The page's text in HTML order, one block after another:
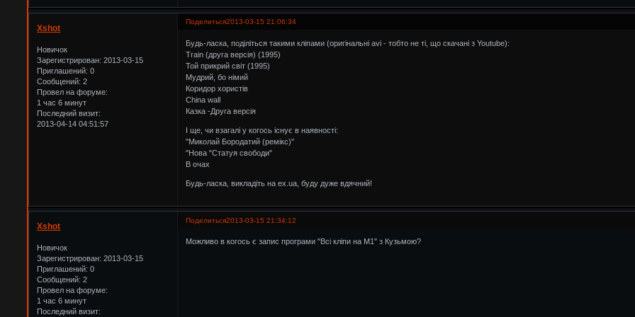
Поделиться2013-03-15 21:06:34
Xshot
Новичок
Зарегистрирован: 2013-03-15
Приглашений: 0
Сообщений: 2
Провел на форуме:
1 час 6 минут
Последний визит:
2013-04-14 04:51:57
Будь-ласка, поділіться такими кліпами (оригінальні avi - тобто не ті, що скачані з Youtube):
Train (друга версія) (1995)
Той прикрий світ (1995)
Мудрий, бо німий
Коридор хористів
China wall
Казка -Друга версія
І ще, чи взагалі у когось існує в наявності:
"Миколай Бородатий (ремiкс)"
"Нова "Статуя свободи"
В очах
Будь-ласка, викладіть на ex.ua, буду дуже вдячний!
Поделиться2013-03-15 21:34:12
Xshot
Новичок
Зарегистрирован: 2013-03-15
Приглашений: 0
Сообщений: 2
Провел на форуме:
1 час 6 минут
Последний визит:
Можливо в когось є запис програми "Всі кліпи на М1" з Кузьмою?